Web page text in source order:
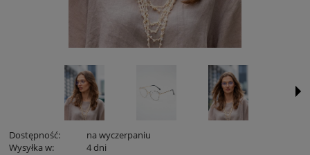
Dostępność:
na wyczerpaniu
Wysyłka w:
4 dni